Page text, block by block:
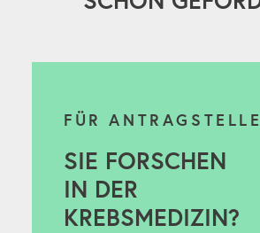
FÜR
SIE FORSCHEN
IN DER
KREBSMEDIZIN?